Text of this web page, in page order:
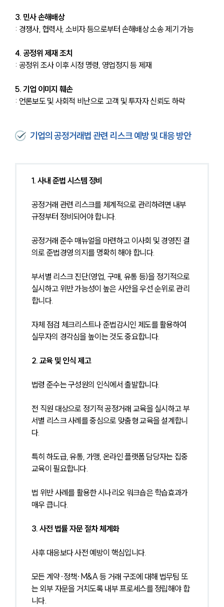
3. 민사 손해배상
: 경쟁사, 협력사, 소비자 등으로부터 손해배상 소송 제기 가능
4. 공정위 제재 조치
: 공정위 조사 이후 시정 명령, 영업정지 등 제재
5. 기업 이미지 훼손
: 언론보도 및 사회적 비난으로 고객 및 투자자 신뢰도 하락
기업의 공정거래법 관련 리스크 예방 및 대응 방안
1. 사내 준법 시스템 정비
공정거래 관련 리스크를 체계적으로 관리하려면 내부
규정부터 정비되어야 합니다.
공정거래 준수 매뉴얼을 마련하고 이사회 및 경영진 결
의로 준법경영 의지를 명확히 해야 합니다.
부서별 리스크 진단(영업, 구매, 유통 등)을 정기적으로
실시하고 위반 가능성이 높은 사안을 우선 순위로 관리
합니다.
자체 점검 체크리스트나 준법감시인 제도를 활용하여
실무자의 경각심을 높이는 것도 중요합니다.
2. 교육 및 인식 제고
법령 준수는 구성원의 인식에서 출발합니다.
전 직원 대상으로 정기적 공정거래 교육을 실시하고 부
서별 리스크 사례를 중심으로 맞춤형 교육을 설계합니
다.
특히 하도급, 유통, 가맹, 온라인 플랫폼 담당자는 집중
교육이 필요합니다.
법 위반 사례를 활용한 시나리오 워크숍은 학습효과가
매우 큽니다.
3. 사전 법률 자문 절차 체계화
사후 대응보다 사전 예방이 핵심입니다.
모든 계약·정책·M&A 등 거래 구조에 대해 법무팀 또
는 외부 자문을 거치도록 내부 프로세스를 정립해야 합
니다.